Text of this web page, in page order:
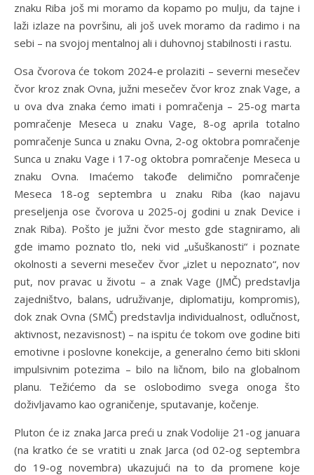
znaku Riba još mi moramo da kopamo po mulju, da tajne i
laži izlaze na površinu, ali još uvek moramo da radimo i na
sebi – na svojoj mentalnoj ali i duhovnoj stabilnosti i rastu.
Osa čvorova će tokom 2024-e prolaziti – severni mesečev
čvor kroz znak Ovna, južni mesečev čvor kroz znak Vage, a
u ova dva znaka ćemo imati i pomračenja – 25-og marta
pomračenje Meseca u znaku Vage, 8-og aprila totalno
pomračenje Sunca u znaku Ovna, 2-og oktobra pomračenje
Sunca u znaku Vage i 17-og oktobra pomračenje Meseca u
znaku Ovna. Imaćemo takođe delimično pomračenje
Meseca 18-og septembra u znaku Riba (kao najavu
preseljenja ose čvorova u 2025-oj godini u znak Device i
znak Riba). Pošto je južni čvor mesto gde stagniramo, ali
gde imamo poznato tlo, neki vid „ušuškanosti“ i poznate
okolnosti a severni mesečev čvor „izlet u nepoznato“, nov
put, nov pravac u životu – a znak Vage (JMČ) predstavlja
zajedništvo, balans, udruživanje, diplomatiju, kompromis),
dok znak Ovna (SMČ) predstavlja individualnost, odlučnost,
aktivnost, nezavisnost) – na ispitu će tokom ove godine biti
emotivne i poslovne konekcije, a generalno ćemo biti skloni
impulsivnim potezima – bilo na ličnom, bilo na globalnom
planu. Težićemo da se oslobodimo svega onoga što
doživljavamo kao ograničenje, sputavanje, kočenje.
Pluton će iz znaka Jarca preći u znak Vodolije 21-og januara
(na kratko će se vratiti u znak Jarca (od 02-og septembra
do 19-og novembra) ukazujući na to da promene koje